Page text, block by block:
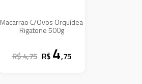
Macarrão C/Ovos Orquídea
Rigatone 500g
R$ 4,75 R$ 4,75